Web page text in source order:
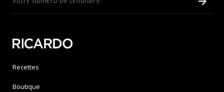
Recettes
Boutique